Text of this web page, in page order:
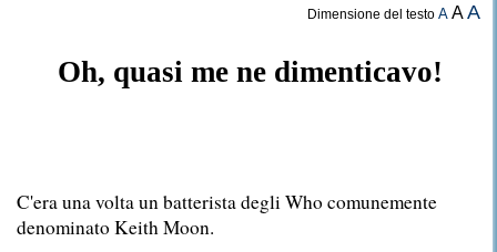
Dimensione del testoA AA
Oh, quasi me ne dimenticavo!
C'era una volta un batterista degli Who comunemente
denominato Keith Moon.